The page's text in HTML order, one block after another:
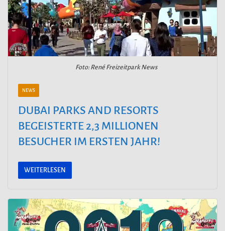
Foto: René Freizeitpark News
NEWS
DUBAI PARKS AND RESORTS
BEGEISTERTE 2,3 MILLIONEN
BESUCHER IM ERSTEN JAHR!
WEITERLESEN